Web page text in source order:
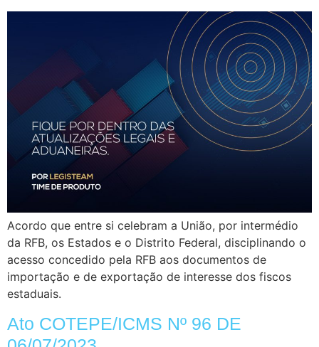
Acordo que entre si celebram a União, por intermédio
da RFB, os Estados e o Distrito Federal, disciplinando o
acesso concedido pela RFB aos documentos de
importação e de exportação de interesse dos fiscos
estaduais.
Ato COTEPE/ICMS Nº 96 DE